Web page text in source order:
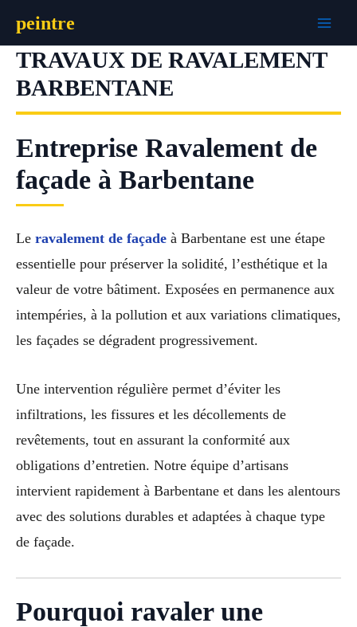
contenu
peintre
TRAVAUX DE RAVALEMENT
BARBENTANE
Entreprise Ravalement de
façade à Barbentane
Le ravalement de façade à Barbentane est une étape
essentielle pour préserver la solidité, l’esthétique et la
valeur de votre bâtiment. Exposées en permanence aux
intempéries, à la pollution et aux variations climatiques,
les façades se dégradent progressivement.
Une intervention régulière permet d’éviter les
infiltrations, les fissures et les décollements de
revêtements, tout en assurant la conformité aux
obligations d’entretien. Notre équipe d’artisans
intervient rapidement à Barbentane et dans les alentours
avec des solutions durables et adaptées à chaque type
de façade.
Pourquoi ravaler une